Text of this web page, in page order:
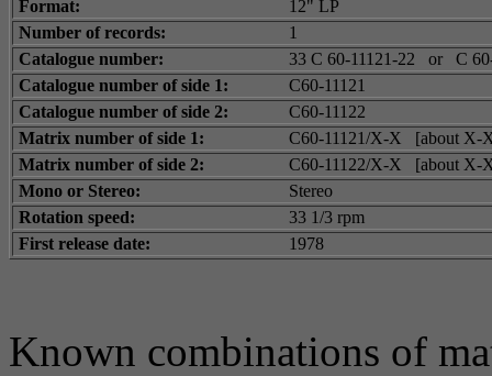
Format:
12" LP
Number of records:
1
Catalogue number:
33 С 60-11121-22 or C
Catalogue number of side 1:
С60-11121
Catalogue number of side 2:
С60-11122
Matrix number of side 1:
С60-11121/X-X [about X-
Matrix number of side 2:
С60-11122/X-X [about X-
Mono or Stereo:
Stereo
Rotation speed:
33 1/3 rpm
First release date:
1978
Known combinations of